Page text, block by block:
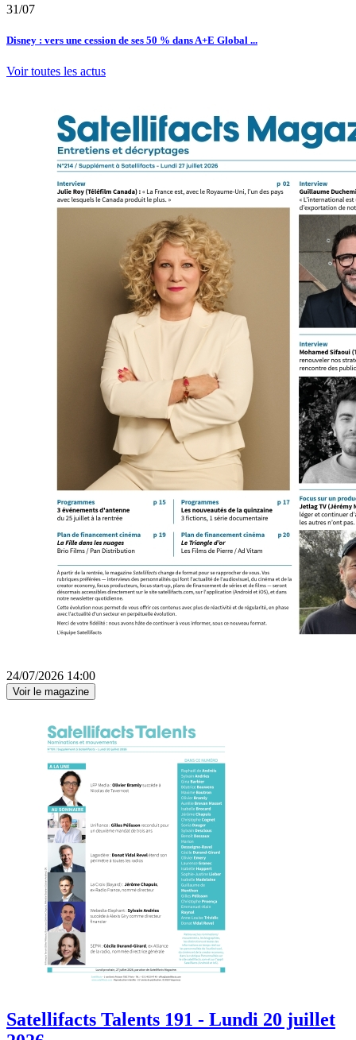
31/07
Disney : vers une cession de ses 50 % dans A+E Global ...
Voir toutes les actus
24/07/2026 14:00
Voir le magazine
Satellifacts Talents 191 - Lundi 20 juillet